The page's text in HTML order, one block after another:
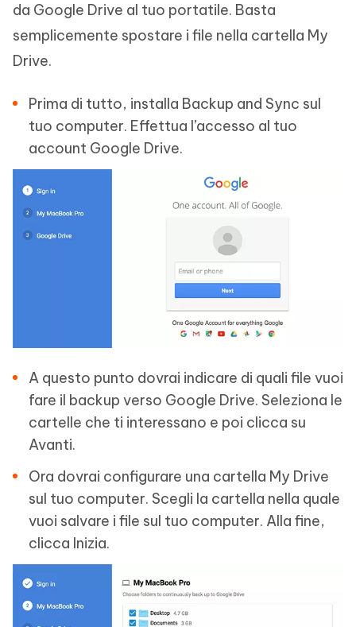
da Google Drive al tuo portatile. Basta
semplicemente spostare i file nella cartella My
Drive.
Prima di tutto, installa Backup and Sync sul
tuo computer. Effettua l’accesso al tuo
account Google Drive.
A questo punto dovrai indicare di quali file vuoi
fare il backup verso Google Drive. Seleziona le
cartelle che ti interessano e poi clicca su
Avanti.
Ora dovrai configurare una cartella My Drive
sul tuo computer. Scegli la cartella nella quale
vuoi salvare i file sul tuo computer. Alla fine,
clicca Inizia.